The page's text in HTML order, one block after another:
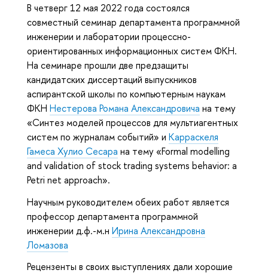
В четверг 12 мая 2022 года состоялся
совместный семинар департамента программной
инженерии и лаборатории процессно-
ориентированных информационных систем ФКН.
На семинаре прошли две предзащиты
кандидатских диссертаций выпускников
аспирантской школы по компьютерным наукам
ФКН Нестерова Романа Александровича на тему
«Синтез моделей процессов для мультиагентных
систем по журналам событий» и Карраскеля
Гамеса Хулио Сесара на тему «Formal modelling
and validation of stock trading systems behavior: a
Petri net approach».
Научным руководителем обеих работ является
профессор департамента программной
инженерии д.ф.-м.н Ирина Александровна
Ломазова
Рецензенты в своих выступлениях дали хорошие